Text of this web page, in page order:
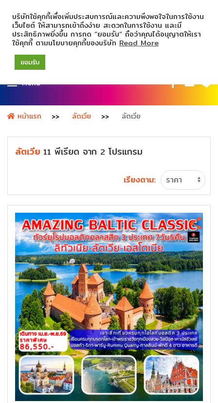
Menu
หน้าแรก ลัตเวีย ลัตเวีย
ลัตเวีย 11 พีเรียด จาก 2 โปรแกรม
เรียงตาม:
บริษัทใช้คุกกี้เพื่อเพิ่มประสบการณ์และความพึงพอใจในการใช้งาน
เว็บไซต์ ให้สามารถเข้าถึงง่าย สะดวกในการใช้งาน และมี
ประสิทธิภาพยิ่งขึ้น การกด “ยอมรับ” ถือว่าคุณได้อนุญาตให้เรา
ใช้คุกกี้ ตามนโยบายคุกกี้ของบริษัท Read More
ยอมรับ